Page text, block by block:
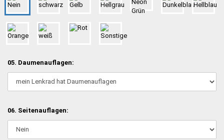
05. Daumenauflagen:
06. Seitenauflagen: